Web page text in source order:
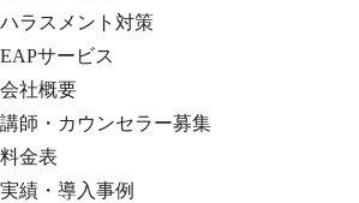
ハラスメント対策
EAPサービス
会社概要
講師・カウンセラー募集
料金表
実績・導入事例